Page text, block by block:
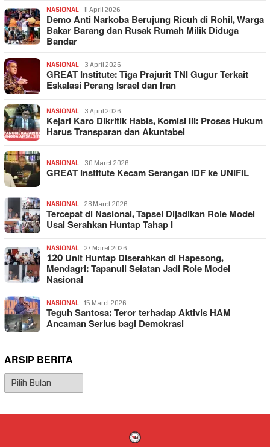
NASIONAL 11 April 2026
Demo Anti Narkoba Berujung Ricuh di Rohil, Warga
Bakar Barang dan Rusak Rumah Milik Diduga
Bandar
NASIONAL 3 April 2026
GREAT Institute: Tiga Prajurit TNI Gugur Terkait
Eskalasi Perang Israel dan Iran
NASIONAL 3 April 2026
Kejari Karo Dikritik Habis, Komisi III: Proses Hukum
Harus Transparan dan Akuntabel
NASIONAL 30 Maret 2026
GREAT Institute Kecam Serangan IDF ke UNIFIL
NASIONAL 28 Maret 2026
Tercepat di Nasional, Tapsel Dijadikan Role Model
Usai Serahkan Huntap Tahap I
NASIONAL 27 Maret 2026
120 Unit Huntap Diserahkan di Hapesong,
Mendagri: Tapanuli Selatan Jadi Role Model
Nasional
NASIONAL 15 Maret 2026
Teguh Santosa: Teror terhadap Aktivis HAM
Ancaman Serius bagi Demokrasi
ARSIP BERITA
Arsip
Berita